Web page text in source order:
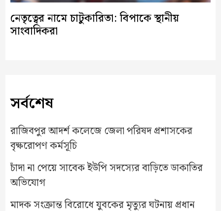
নেতৃত্বের নামে চাটুকারিতা: বিপাকে স্থানীয়
সাংবাদিকরা
সর্বশেষ
রাজিবপুর আদর্শ কলেজে জেলা পরিষদ প্রশাসকের
বৃক্ষরোপণ কর্মসূচি
চাঁদা না পেয়ে সাবেক ইউপি সদস্যের বাড়িতে ডাকাতির
অভিযোগ
মাদক সংক্রান্ত বিরোধে যুবকের মৃত্যুর ঘটনায় প্রধান